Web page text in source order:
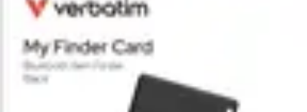
Conseil Banque
Prêts et Crédits
financière
Crédits et Financements
Conseil Banque